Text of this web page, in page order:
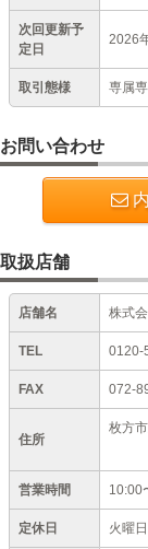
次回更新予
定日
2026
取引態様 専属
お問い合わせ
取扱店舗
店舗名 株式
TEL 0120-
FAX 072-
住所
枚方
営業時間 10:00
定休日 火曜